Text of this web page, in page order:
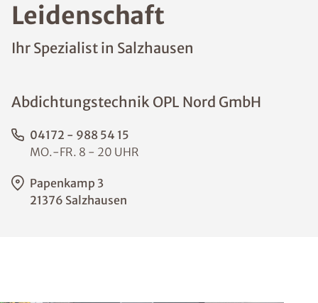
Leidenschaft
Ihr Spezialist in Salzhausen
Abdichtungstechnik OPL Nord GmbH
04172 - 988 54 15
MO.-FR. 8 - 20 UHR
Papenkamp 3
21376 Salzhausen